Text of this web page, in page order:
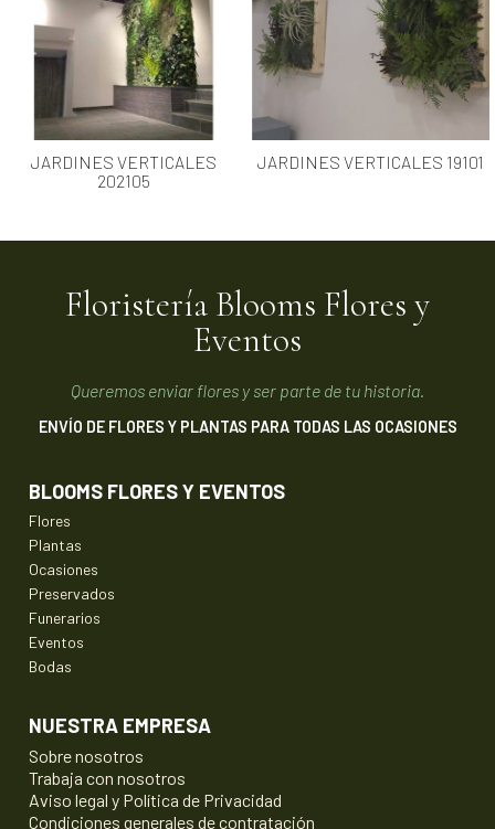
JARDINES VERTICALES
202105
JARDINES VERTICALES 19101
Floristería Blooms Flores y
Eventos
Queremos enviar flores y ser parte de tu historia.
ENVÍO DE FLORES Y PLANTAS PARA TODAS LAS OCASIONES
BLOOMS FLORES Y EVENTOS
Flores
Plantas
Ocasiones
Preservados
Funerarios
Eventos
Bodas
NUESTRA EMPRESA
Sobre nosotros
Trabaja con nosotros
Aviso legal y Política de Privacidad
Condiciones generales de contratación